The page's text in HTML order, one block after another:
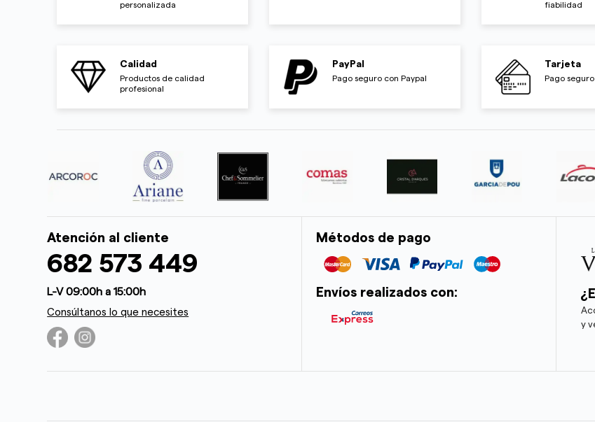
personalizada
fiabilidad
Calidad
Productos de calidad
profesional
PayPal
Pago seguro con Paypal
Tarjeta
Pago seguro
Atención al cliente
682 573 449
L-V 09:00h a 15:00h
Consúltanos lo que necesites
Métodos de pago
Envíos realizados con:
y